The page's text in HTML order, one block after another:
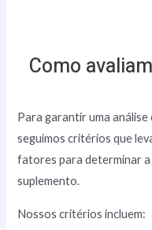
Como
Para garantir uma
seguimos critérios que
fatores para determinar a
suplemento.
Nossos critérios incluem: